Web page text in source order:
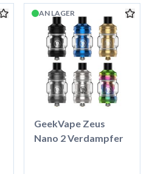
AN LAGER
GeekVape Zeus
Nano 2 Verdampfer